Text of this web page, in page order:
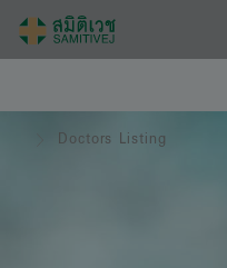
Doctors Listing